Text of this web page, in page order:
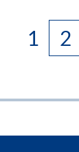
1 2